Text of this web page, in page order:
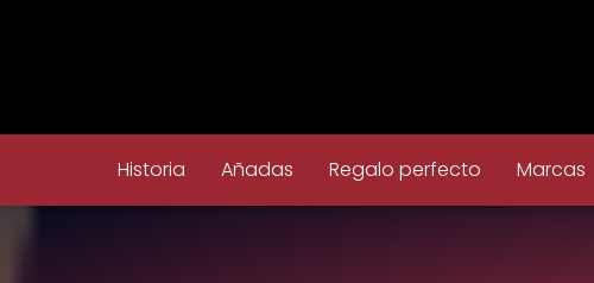
Historia Añadas Regalo perfecto Marcas